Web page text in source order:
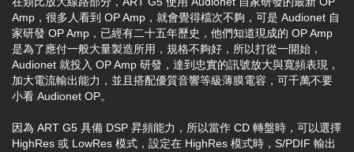
Amp，很多人看到 OP Amp，就會覺得檔次不夠，可是 Audionet 自
家研發 OP Amp，已經有二十五年歷史，他們知道現成的 OP Amp
是為了應付一般大量製造所用，規格不夠好，所以打從一開始，
Audionet 就投入 OP Amp 研發，達到忠實的訊號放大與寬頻表現，
加大電流輸出能力，並且搭配優質音響等級薄膜電容，可千萬不要
小看 Audionet OP。
因為 ART G5 具備 DSP 昇頻能力，所以當作 CD 轉盤時，可以選擇
HighRes 或 LowRes 模式，設定在 HighRes 模式時，S/PDIF 輸出